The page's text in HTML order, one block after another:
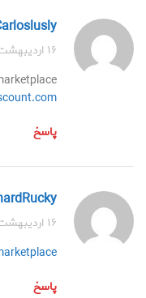
Carloslusly
۱۶ اردیبهشت ۱۴۰۴ در ۲:۳۶ ق.ظ
پاسخ
۱۶ اردیبهشت ۱۴۰۴ در ۸:۱۲ ق.ظ
پاسخ